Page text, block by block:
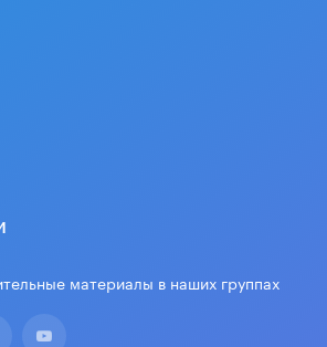
материалы в наших группах